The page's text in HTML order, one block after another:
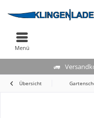
Menü
Übersicht